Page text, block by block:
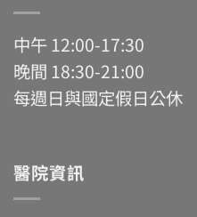
中午 12:00-17:30
晚間 18:30-21:00
每週日與國定假日公休
醫院資訊